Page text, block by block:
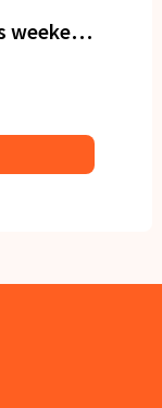
Gerecycled katoenen canvas weekendtas Harper